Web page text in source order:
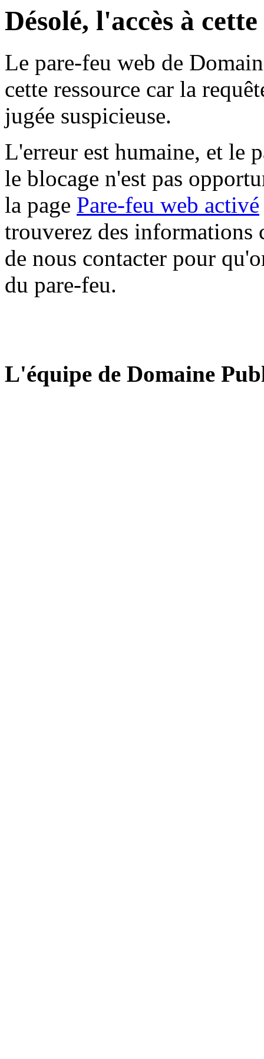
Désolé, l'accès à
Le pare-feu web de
cette ressource car la
jugée suspicieuse.
L'erreur est humaine, et le
le blocage n'est pas
la page Pare-feu web activé
trouverez des informations
de nous contacter pour
du pare-feu.
L'équipe de Domaine